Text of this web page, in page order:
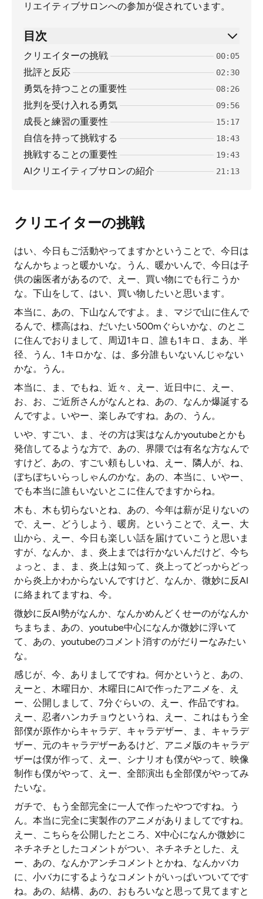
リエイティブサロンへの参加が促されています。
目次
クリエイターの挑戦 00:05
批評と反応 02:30
勇気を持つことの重要性 08:26
批判を受け入れる勇気 09:56
成長と練習の重要性 15:17
自信を持って挑戦する 18:43
挑戦することの重要性 19:43
AIクリエイティブサロンの紹介 21:13
クリエイターの挑戦
はい、今日もご活動やってますかということで、今日は
なんかちょっと暖かいな。うん、暖かいんで、今日は子
供の歯医者があるので、えー、買い物にでも行こうか
な。下山をして、はい、買い物したいと思います。
本当に、あの、下山なんですよ。ま、マジで山に住んで
るんで、標高はね、だいたい500mぐらいかな、のとこ
に住んでおりまして、周辺1キロ、誰も1キロ、まあ、半
径、うん、1キロかな、は、多分誰もいないんじゃない
かな。うん。
本当に、ま、でもね、近々、えー、近日中に、えー、
お、お、ご近所さんがなんとね、あの、なんか爆誕する
んですよ。いやー、楽しみですね。あの、うん。
いや、すごい、ま、その方は実はなんかyoutubeとかも
発信してるような方で、あの、界隈では有名な方なんで
すけど、あの、すごい頼もしいね、えー、隣人が、ね、
ぼちぼちいらっしゃんのかな。あの、本当に、いやー、
でも本当に誰もいないとこに住んでますからね。
木も、木も切らないとね、あの、今年は薪が足りないの
で、えー、どうしよう、暖房。ということで、えー、大
山から、えー、今日も楽しい話を届けていこうと思いま
すが、なんか、ま、炎上までは行かないんだけど、今ち
ょっと、ま、ま、炎上は知って、炎上ってどっからどっ
から炎上かわからないんですけど、なんか、微妙に反AI
に絡まれてますね、今。
微妙に反AI勢がなんか、なんかめんどくせーのがなんか
ちまちま、あの、youtube中心になんか微妙に浮いて
て、あの、youtubeのコメント消すのがだりーなみたい
な。
感じが、今、ありましてですね。何かというと、あの、
えーと、木曜日か、木曜日にAIで作ったアニメを、え
ー、公開しまして、7分ぐらいの、えー、作品ですね。
えー、忍者ハンカチョウというね、えー、これはもう全
部僕が原作からキャラデ、キャラデザー、ま、キャラデ
ザー、元のキャラデザーあるけど、アニメ版のキャラデ
ザーは僕が作って、えー、シナリオも僕がやって、映像
制作も僕がやって、えー、全部演出も全部僕がやってみ
たいな。
ガチで、もう全部完全に一人で作ったやつですね。う
ん。本当に完全に実製作のアニメがありましてですね。
えー、こちらを公開したところ、X中心になんか微妙に
ネチネチとしたコメントがつい、ネチネチとした、え
ー、あの、なんかアンチコメントとかね、なんかバカ
に、小バカにするようなコメントがいっぱいついてです
ね。あの、結構、あの、おもろいなと思って見てますと